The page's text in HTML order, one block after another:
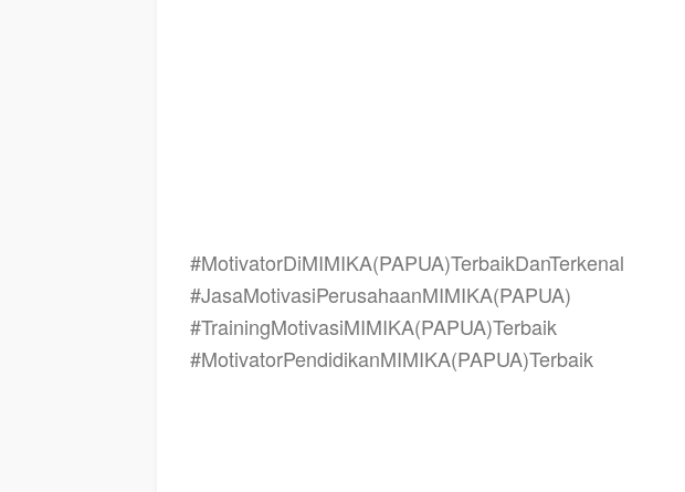
#MotivatorDiMIMIKA(PAPUA)TerbaikDanTerkenal
#JasaMotivasiPerusahaanMIMIKA(PAPUA)
#TrainingMotivasiMIMIKA(PAPUA)Terbaik
#MotivatorPendidikanMIMIKA(PAPUA)Terbaik